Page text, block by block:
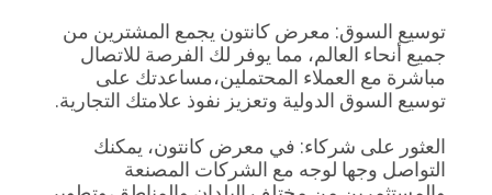
توسيع السوق: معرض كانتون يجمع المشترين من
جميع أنحاء العالم، مما يوفر لك الفرصة للاتصال
مباشرة مع العملاء المحتملين،مساعدتك على
توسيع السوق الدولية وتعزيز نفوذ علامتك التجارية.
العثور على شركاء: في معرض كانتون، يمكنك
التواصل وجها لوجه مع الشركات المصنعة